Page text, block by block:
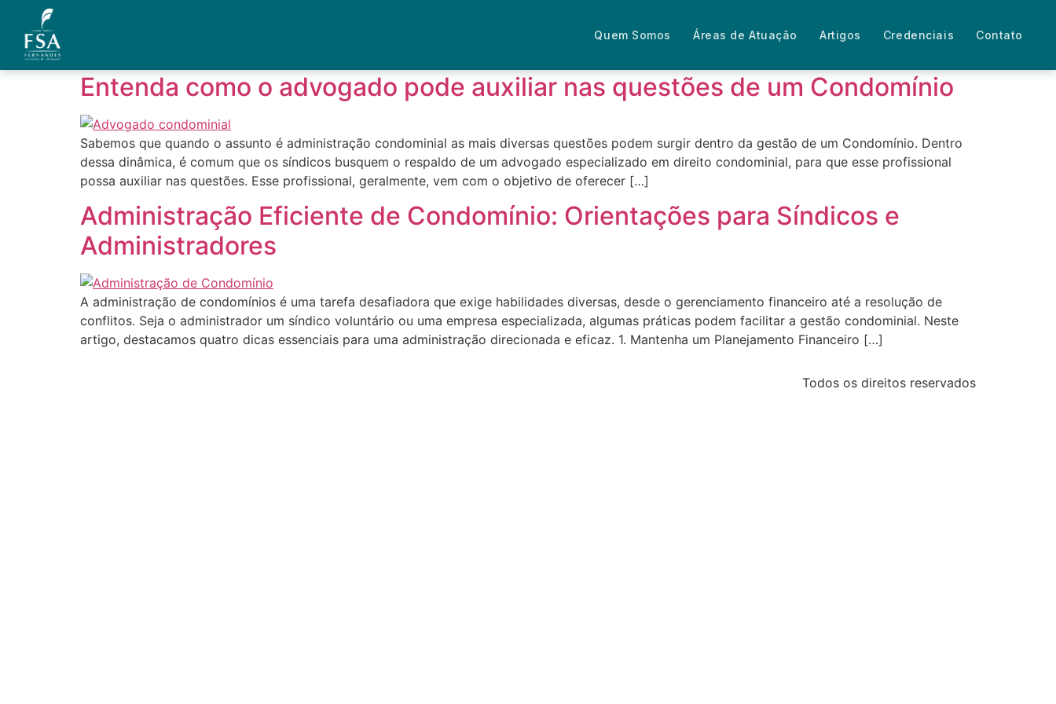
Quem Somos Áreas de Atuação Artigos Credenciais Contato
Quem Somos
Áreas de Atuação
Credenciais
Contato
Fale com um advogado
Entenda como o advogado pode auxiliar nas questões de um Condomínio
Sabemos que quando o assunto é administração condominial as mais diversas questões podem surgir dentro da gestão de um Condomínio. Dentro
dessa dinâmica, é comum que os síndicos busquem o respaldo de um advogado especializado em direito condominial, para que esse profissional
possa auxiliar nas questões. Esse profissional, geralmente, vem com o objetivo de oferecer […]
Administração Eficiente de Condomínio: Orientações para Síndicos e
Administradores
A administração de condomínios é uma tarefa desafiadora que exige habilidades diversas, desde o gerenciamento financeiro até a resolução de
conflitos. Seja o administrador um síndico voluntário ou uma empresa especializada, algumas práticas podem facilitar a gestão condominial. Neste
artigo, destacamos quatro dicas essenciais para uma administração direcionada e eficaz. 1. Mantenha um Planejamento Financeiro […]
Todos os direitos reservados